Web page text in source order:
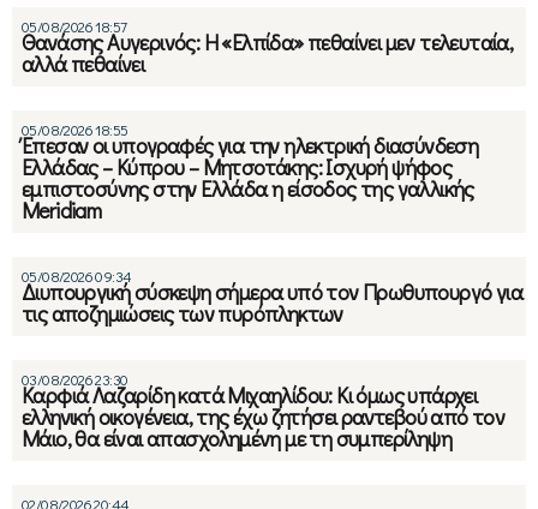
05/08/2026 18:57
Θανάσης Αυγερινός: Η «Ελπίδα» πεθαίνει μεν τελευταία,
αλλά πεθαίνει
05/08/2026 18:55
Έπεσαν οι υπογραφές για την ηλεκτρική διασύνδεση
Ελλάδας – Κύπρου – Μητσοτάκης: Ισχυρή ψήφος
εμπιστοσύνης στην Ελλάδα η είσοδος της γαλλικής
Meridiam
05/08/2026 09:34
Διυπουργική σύσκεψη σήμερα υπό τον Πρωθυπουργό για
τις αποζημιώσεις των πυρόπληκτων
03/08/2026 23:30
Καρφιά Λαζαρίδη κατά Μιχαηλίδου: Κι όμως υπάρχει
ελληνική οικογένεια, της έχω ζητήσει ραντεβού από τον
Μάιο, θα είναι απασχολημένη με τη συμπερίληψη
02/08/2026 20:44